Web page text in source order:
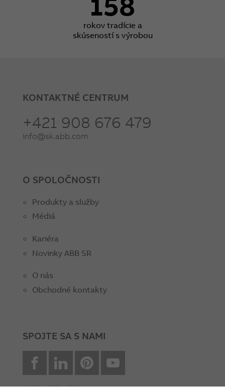
rokov tradície a
skúseností s výrobou
KONTAKTNÉ CENTRUM
+421 908 676 479
info@sk.abb.com
O SPOLOČNOSTI
Produkty a služby
Médiá
Kariéra
Novinky ABB SR
O nás
Obchodné kontakty
SPOJTE SA S NAMI
facebookLinkedin Pinterest